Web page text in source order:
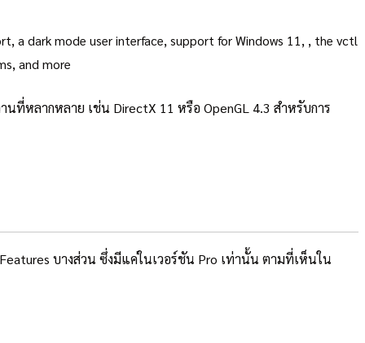
a dark mode user interface, support for Windows 11, , the vctl
and more
นที่หลากหลาย เช่น DirectX 11 หรือ OpenGL 4.3 สำหรับการ
บางส่วน ซึ่งมีแค่ในเวอร์ชัน Pro เท่านั้น ตามที่เห็นใน